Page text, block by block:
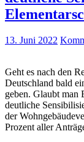
13. Juni 2022
Geht es nach den
Deutschland bald
geben. Glaubt man
deutliche
der
Prozent aller